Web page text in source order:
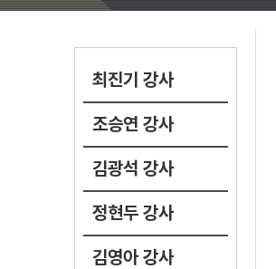
최진기 강사
조승연 강사
김광석 강사
정현두 강사
김영아 강사